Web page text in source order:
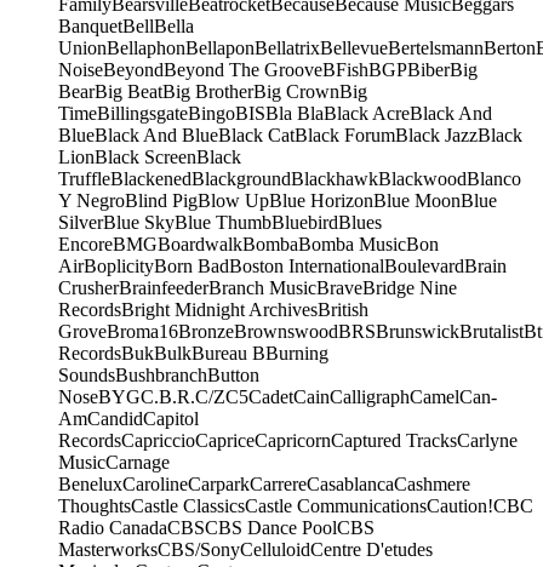
FamilyBearsvilleBeatrocketBecauseBecause MusicBeggars
BanquetBellBella
UnionBellaphonBellaponBellatrixBellevueBertelsmannBerton
NoiseBeyondBeyond The GrooveBFishBGPBiberBig
BearBig BeatBig BrotherBig CrownBig
TimeBillingsgateBingoBISBla BlaBlack AcreBlack And
BlueBlack And BlueBlack CatBlack ForumBlack JazzBlack
LionBlack ScreenBlack
TruffleBlackenedBlackgroundBlackhawkBlackwoodBlanco
Y NegroBlind PigBlow UpBlue HorizonBlue MoonBlue
SilverBlue SkyBlue ThumbBluebirdBlues
EncoreBMGBoardwalkBombaBomba MusicBon
AirBoplicityBorn BadBoston InternationalBoulevardBrain
CrusherBrainfeederBranch MusicBraveBridge Nine
RecordsBright Midnight ArchivesBritish
GroveBroma16BronzeBrownswoodBRSBrunswickBrutalist
RecordsBukBulkBureau BBurning
SoundsBushbranchButton
NoseBYGC.B.R.C/ZC5CadetCainCalligraphCamelCan-
AmCandidCapitol
RecordsCapriccioCapriceCapricornCaptured TracksCarlyne
MusicCarnage
BeneluxCarolineCarparkCarrereCasablancaCashmere
ThoughtsCastle ClassicsCastle CommunicationsCaution!CBC
Radio CanadaCBSCBS Dance PoolCBS
MasterworksCBS/SonyCelluloidCentre D'etudes